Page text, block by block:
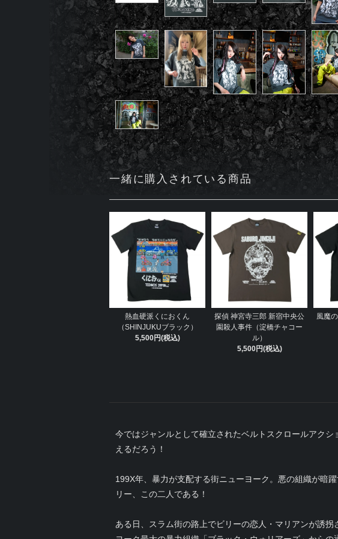
一緒に購入されている商品
熱血硬派くにおくん
（SHINJUKUブラック）
5,500円(税込)
探偵 神宮寺三郎 新宿中央公
園殺人事件（淀橋チャコー
ル）
5,500円(税込)
風魔
今ではジャンルとして確立されたベルトスクロールアク
えるだろう！
199X年、暴力が支配する街ニューヨーク。悪の組織が暗
リー、この二人である！
ある日、スラム街の路上でビリーの恋人・マリアンが誘